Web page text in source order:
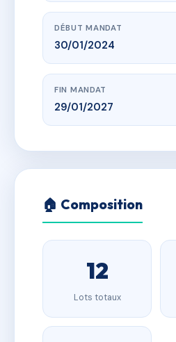
DÉBUT MANDAT
30/01/2024
FIN MANDAT
29/01/2027
🏠 Composition
12
Lots totaux